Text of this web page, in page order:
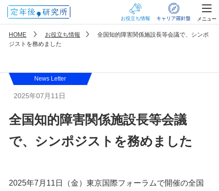
お役立ち情報 キャリア羅針盤 メニュー
HOME お役立ち情報
全国知的障害関係施設長等会議で、シンポ
ジストを務めました
News Letter
2025年07月11日
全国知的障害関係施設長等会議
で、シンポジストを務めました
2025年7月11日（金）東京国際フォーラムで開催の全国